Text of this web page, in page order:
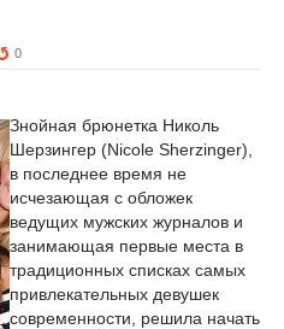
0
Знойная брюнетка Николь
Шерзингер (Nicole Sherzinger),
в последнее время не
исчезающая с обложек
ведущих мужских журналов и
занимающая первые места в
традиционных списках самых
привлекательных девушек
современности, решила начать